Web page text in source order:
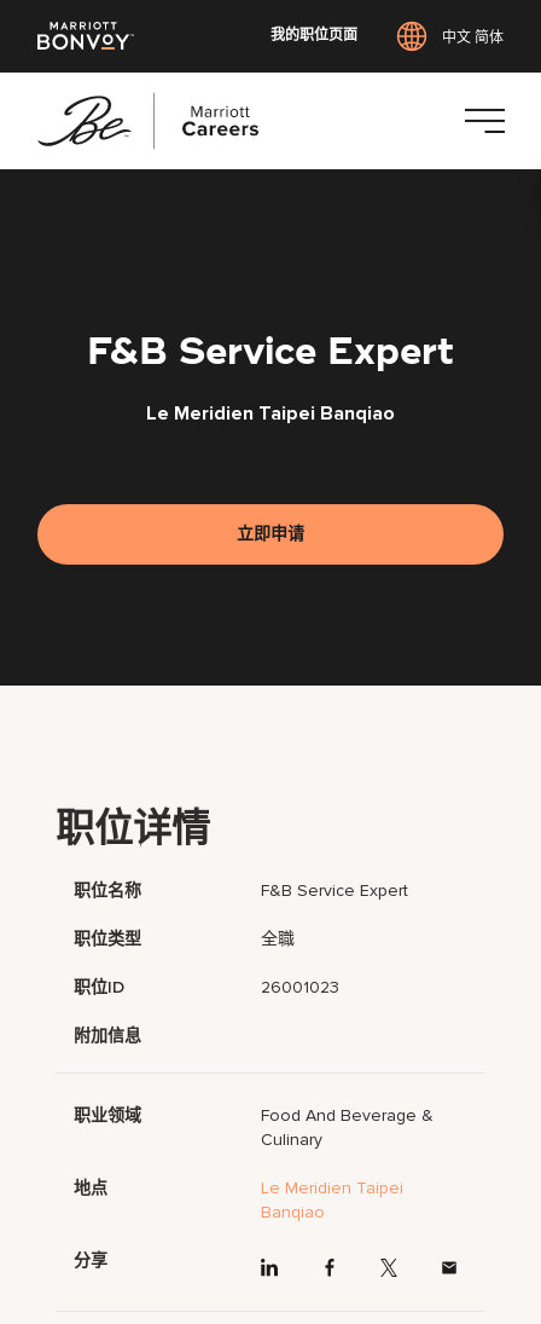
我的职位页面 中文 简体
F&B Service Expert
Le Meridien Taipei Banqiao
立即申请
职位详情
职位名称 F&B Service Expert
职位类型 全職
职位ID 26001023
附加信息
职业领域
Food And Beverage &
Culinary
地点
Le Meridien Taipei
Banqiao
分享